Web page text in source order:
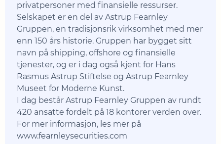
privatpersoner med finansielle ressurser.
Selskapet er en del av Astrup Fearnley
Gruppen, en tradisjonsrik virksomhet med mer
enn 150 års historie. Gruppen har bygget sitt
navn på shipping, offshore og finansielle
tjenester, og er i dag også kjent for Hans
Rasmus Astrup Stiftelse og Astrup Fearnley
Museet for Moderne Kunst.
I dag består Astrup Fearnley Gruppen av rundt
420 ansatte fordelt på 18 kontorer verden over.
For mer informasjon, les mer på
www.fearnleysecurities.com